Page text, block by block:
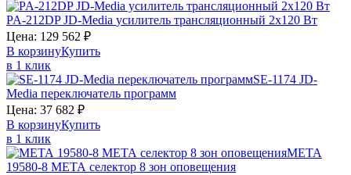
PA-212DPJD-Media усилитель трансляционный 2х120 Вт
Цена: 129 562 ₽
В корзинуКупить
в 1 клик
SE-1174 JD-
Media переключатель программ
Цена: 37 682 ₽
В корзинуКупить
в 1 клик
МЕТА
19580-8 МЕТА селектор 8 зон оповещения